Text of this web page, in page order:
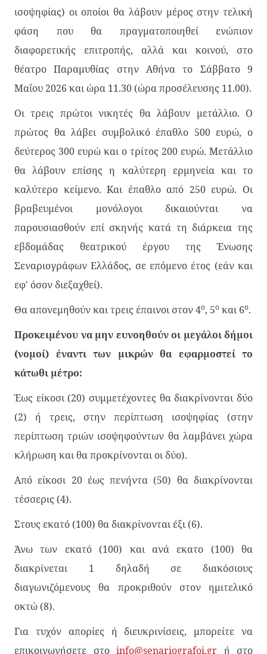
ισοψηφίας) οι οποίοι θα λάβουν μέρος στην τελική
φάση που θα πραγματοποιηθεί ενώπιον
διαφορετικής επιτροπής, αλλά και κοινού, στο
θέατρο Παραμυθίας στην Αθήνα το Σάββατο 9
Μαΐου 2026 και ώρα 11.30 (ώρα προσέλευσης 11.00).
Οι τρεις πρώτοι νικητές θα λάβουν μετάλλιο. Ο
πρώτος θα λάβει συμβολικό έπαθλο 500 ευρώ, ο
δεύτερος 300 ευρώ και ο τρίτος 200 ευρώ. Μετάλλιο
θα λάβουν επίσης η καλύτερη ερμηνεία και το
καλύτερο κείμενο. Και έπαθλο από 250 ευρώ. Οι
βραβευμένοι μονόλογοι δικαιούνται να
παρουσιασθούν επί σκηνής κατά τη διάρκεια της
εβδομάδας θεατρικού έργου της Ένωσης
Σεναριογράφων Ελλάδος, σε επόμενο έτος (εάν και
εφ' όσον διεξαχθεί).
Θα απονεμηθούν και τρεις έπαινοι στον 4ο, 5ο και 6ο.
Προκειμένου να μην ευνοηθούν οι μεγάλοι δήμοι
(νομοί) έναντι των μικρών θα εφαρμοστεί το
κάτωθι μέτρο:
Έως είκοσι (20) συμμετέχοντες θα διακρίνονται δύο
(2) ή τρεις, στην περίπτωση ισοψηφίας (στην
περίπτωση τριών ισοψηφούντων θα λαμβάνει χώρα
κλήρωση και θα προκρίνονται οι δύο).
Από είκοσι 20 έως πενήντα (50) θα διακρίνονται
τέσσερις (4).
Στους εκατό (100) θα διακρίνονται έξι (6).
Άνω των εκατό (100) και ανά εκατο (100) θα
διακρίνεται 1 δηλαδή σε διακόσιους
διαγωνιζόμενους θα προκριθούν στον ημιτελικό
οκτώ (8).
Για τυχόν απορίες ή διευκρινίσεις, μπορείτε να
επικοινωνήσετε στο info@senariografoi.gr ή στο